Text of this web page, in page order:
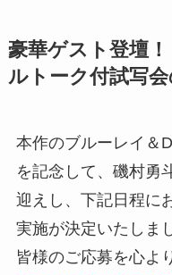
豪華ゲスト登壇
ルトーク付試写
本作のブルーレイ＆
を記念して、磯村勇
迎えし、下記日程に
実施が決定いたしま
皆様のご応募を心よ